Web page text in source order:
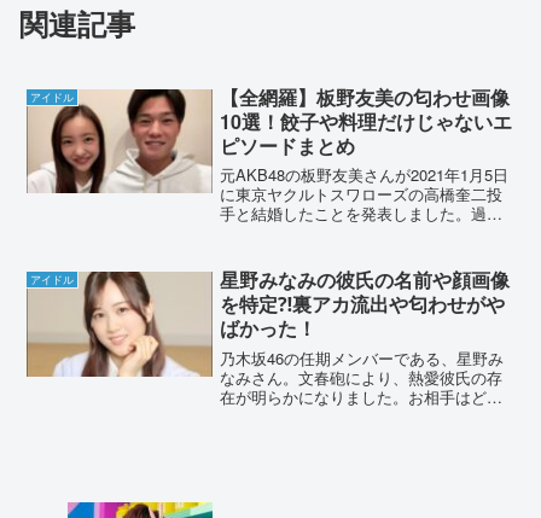
関連記事
アイドル
【全網羅】板野友美の匂わせ画像
10選！餃子や料理だけじゃないエ
ピソードまとめ
元AKB48の板野友美さんが2021年1月5日
に東京ヤクルトスワローズの高橋奎二投
手と結婚したことを発表しました。過去
んは「匂わせ投稿」をしていたのか調査
しました。【...
アイドル
星野みなみの彼氏の名前や顔画像
を特定⁈裏アカ流出や匂わせがや
ばかった！
乃木坂46の任期メンバーである、星野み
なみさん。文春砲により、熱愛彼氏の存
在が明らかになりました。お相手はどん